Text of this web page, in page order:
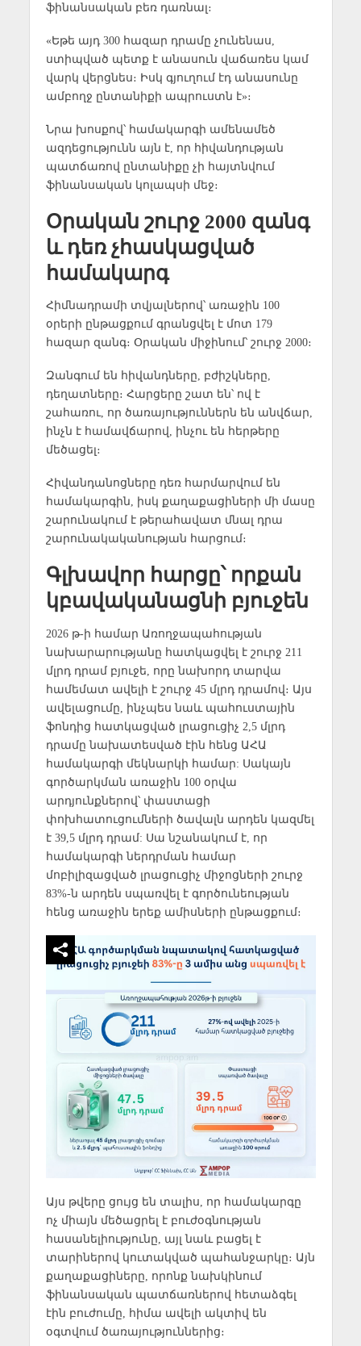
ֆինանսական բեռ դառնալ։
«Եթե այդ 300 հազար դրամը չունենաս,
ստիպված պետք է անասուն վաճառես կամ
վարկ վերցնես։ Իսկ գյուղում էդ անասունը
ամբողջ ընտանիքի ապրուստն է»։
Նրա խոսքով՝ համակարգի ամենամեծ
ազդեցությունն այն է, որ հիվանդության
պատճառով ընտանիքը չի հայտնվում
ֆինանսական կոլապսի մեջ։
Օրական շուրջ 2000 զանգ
և դեռ չհասկացված
համակարգ
Հիմնադրամի տվյալներով՝ առաջին 100
օրերի ընթացքում գրանցվել է մոտ 179
հազար զանգ։ Օրական միջինում՝ շուրջ 2000։
Զանգում են հիվանդները, բժիշկները,
դեղատները։ Հարցերը շատ են՝ ով է
շահառու, որ ծառայություններն են անվճար,
ինչն է համավճարով, ինչու են հերթերը
մեծացել։
Հիվանդանոցները դեռ հարմարվում են
համակարգին, իսկ քաղաքացիների մի մասը
շարունակում է թերահավատ մնալ դրա
շարունակականության հարցում։
Գլխավոր հարցը՝ որքան
կբավականացնի բյուջեն
2026 թ-ի համար Առողջապահության
նախարարությանը հատկացվել է շուրջ 211
մլրդ դրամ բյուջե, որը նախորդ տարվա
համեմատ ավելի է շուրջ 45 մլրդ դրամով։ Այս
ավելացումը, ինչպես նաև պահուստային
ֆոնդից հատկացված լրացուցիչ 2,5 մլրդ
դրամը նախատեսված էին հենց ԱՀԱ
համակարգի մեկնարկի համար: Սակայն
գործարկման առաջին 100 օրվա
արդյունքներով՝ փաստացի
փոխհատուցումների ծավալն արդեն կազմել
է 39,5 մլրդ դրամ: Սա նշանակում է, որ
համակարգի ներդրման համար
մոբիլիզացված լրացուցիչ միջոցների շուրջ
83%-ն արդեն սպառվել է գործունեության
հենց առաջին երեք ամիսների ընթացքում։
Այս թվերը ցույց են տալիս, որ համակարգը
ոչ միայն մեծացրել է բուժօգնության
հասանելիությունը, այլ նաև բացել է
տարիներով կուտակված պահանջարկը։ Այն
քաղաքացիները, որոնք նախկինում
ֆինանսական պատճառներով հետաձգել
էին բուժումը, հիմա ավելի ակտիվ են
օգտվում ծառայություններից։